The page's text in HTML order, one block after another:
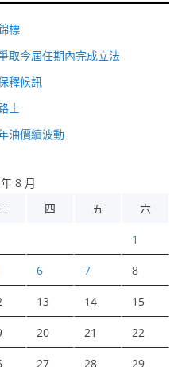
標
取今屆任期內完成立法
釋候訊
士
油價續波動
8 月
四 五 六
1
6 7 8
13 14 15
20 21 22
27 28 29